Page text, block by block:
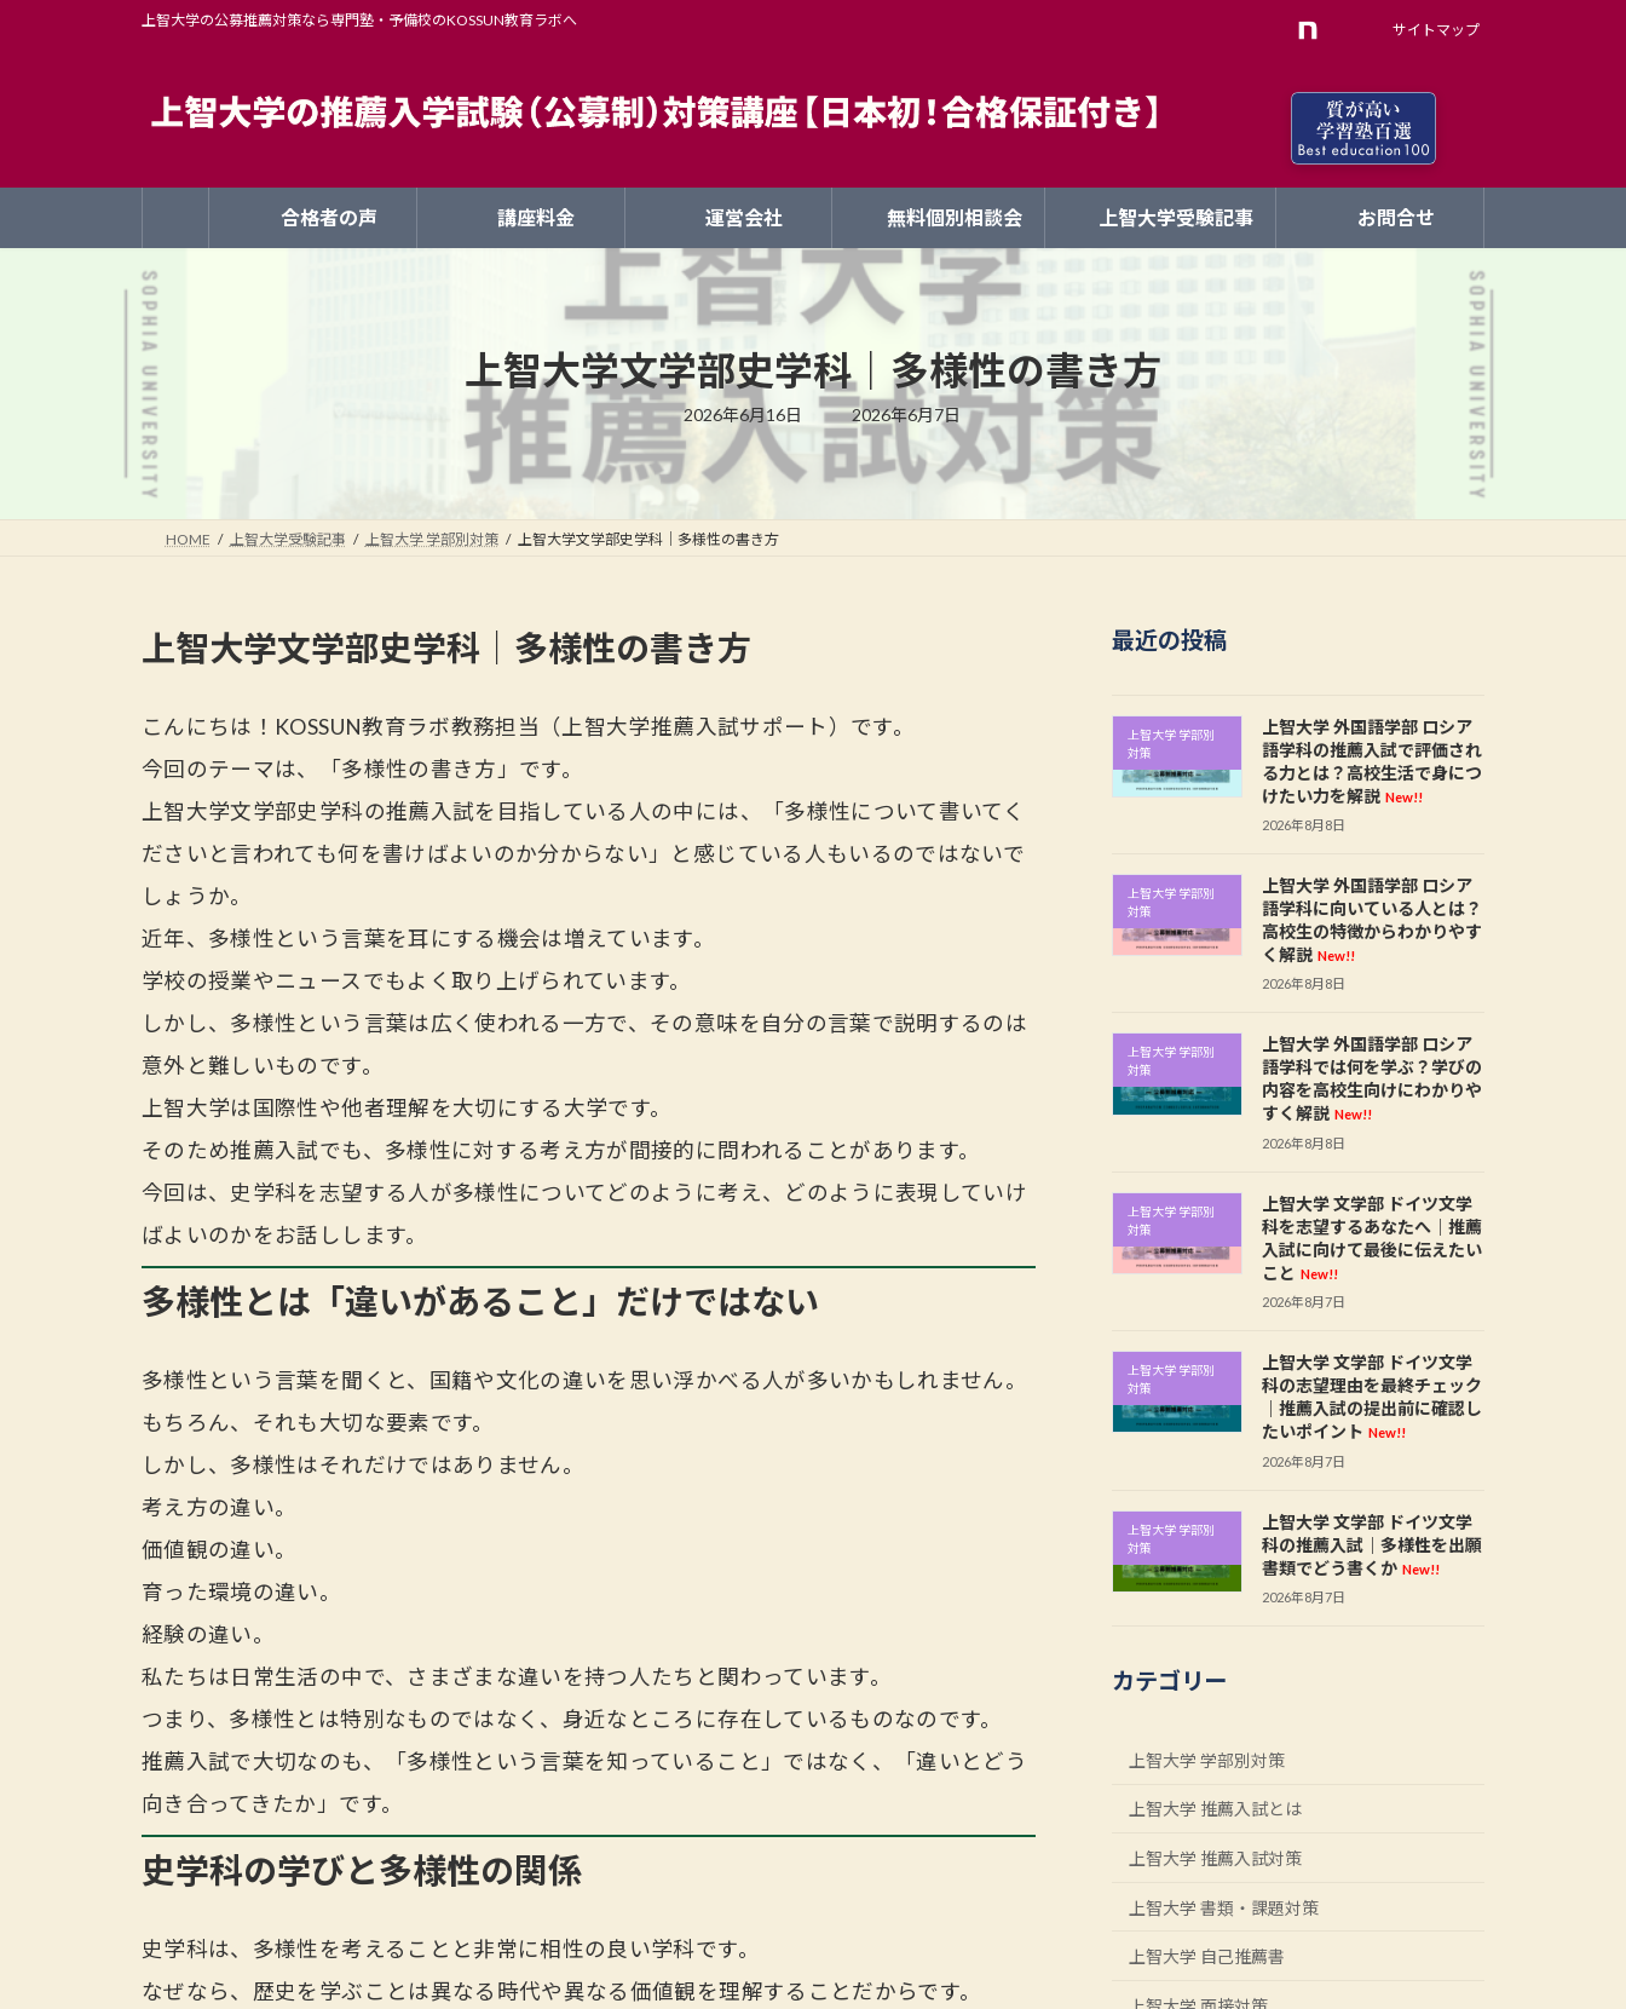
ス
ッ
ン
移
上智大学の公募推薦対策なら専門塾・予備校のKOSSUN教育ラボへ
サイトマップ
合格者の声 講座料金 運営会社 無料個別相談会 上智大学受験記事 お問合せ
上智大学文学部史学科｜多様性の書き方
2026年6月16日
最
終
更
新
日
2026年6月7日
HOME 上智大学受験記事 上智大学 学部別対策 上智大学文学部史学科｜多様性の書き方
上智大学文学部史学科｜多様性の書き方
こんにちは！KOSSUN教育ラボ教務担当（上智大学推薦入試サポート）です。
今回のテーマは、「多様性の書き方」です。
上智大学文学部史学科の推薦入試を目指している人の中には、「多様性について書いてく
ださいと言われても何を書けばよいのか分からない」と感じている人もいるのではないで
しょうか。
近年、多様性という言葉を耳にする機会は増えています。
学校の授業やニュースでもよく取り上げられています。
しかし、多様性という言葉は広く使われる一方で、その意味を自分の言葉で説明するのは
意外と難しいものです。
上智大学は国際性や他者理解を大切にする大学です。
そのため推薦入試でも、多様性に対する考え方が間接的に問われることがあります。
今回は、史学科を志望する人が多様性についてどのように考え、どのように表現していけ
ばよいのかをお話しします。
多様性とは「違いがあること」だけではない
多様性という言葉を聞くと、国籍や文化の違いを思い浮かべる人が多いかもしれません。
もちろん、それも大切な要素です。
しかし、多様性はそれだけではありません。
考え方の違い。
価値観の違い。
育った環境の違い。
経験の違い。
私たちは日常生活の中で、さまざまな違いを持つ人たちと関わっています。
つまり、多様性とは特別なものではなく、身近なところに存在しているものなのです。
推薦入試で大切なのも、「多様性という言葉を知っていること」ではなく、「違いとどう
向き合ってきたか」です。
史学科の学びと多様性の関係
史学科は、多様性を考えることと非常に相性の良い学科です。
なぜなら、歴史を学ぶことは異なる時代や異なる価値観を理解することだからです。
最近の投稿
上智大学 学部別
対策
上智大学 外国語学部 ロシア
語学科の推薦入試で評価され
る力とは？高校生活で身につ
けたい力を解説 New!!
2026年8月8日
上智大学 学部別
対策
上智大学 外国語学部 ロシア
語学科に向いている人とは？
高校生の特徴からわかりやす
く解説 New!!
2026年8月8日
上智大学 学部別
対策
上智大学 外国語学部 ロシア
語学科では何を学ぶ？学びの
内容を高校生向けにわかりや
すく解説 New!!
2026年8月8日
上智大学 学部別
対策
上智大学 文学部 ドイツ文学
科を志望するあなたへ｜推薦
入試に向けて最後に伝えたい
こと New!!
2026年8月7日
上智大学 学部別
対策
上智大学 文学部 ドイツ文学
科の志望理由を最終チェック
｜推薦入試の提出前に確認し
たいポイント New!!
2026年8月7日
上智大学 学部別
対策
上智大学 文学部 ドイツ文学
科の推薦入試｜多様性を出願
書類でどう書くか New!!
2026年8月7日
カテゴリー
上智大学 学部別対策
上智大学 推薦入試とは
上智大学 推薦入試対策
上智大学 書類・課題対策
上智大学 自己推薦書